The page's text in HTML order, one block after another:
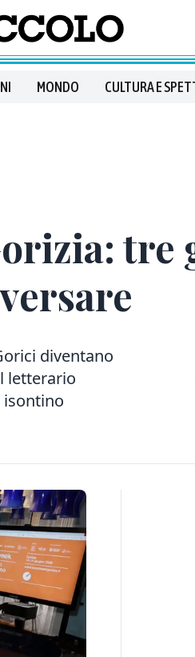
MONDO CULTURA E
diventano
letterario
isontino